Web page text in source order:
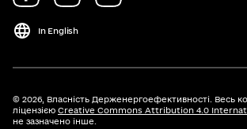
In English
© 2026, Власність Держенергоефективності. Весь
ліцензією Creative Commons Attribution 4.0
не зазначено інше.